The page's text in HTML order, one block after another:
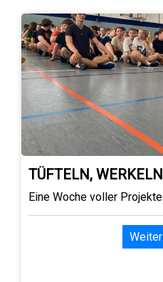
TÜFTELN,
Eine Woche voller Projekte.